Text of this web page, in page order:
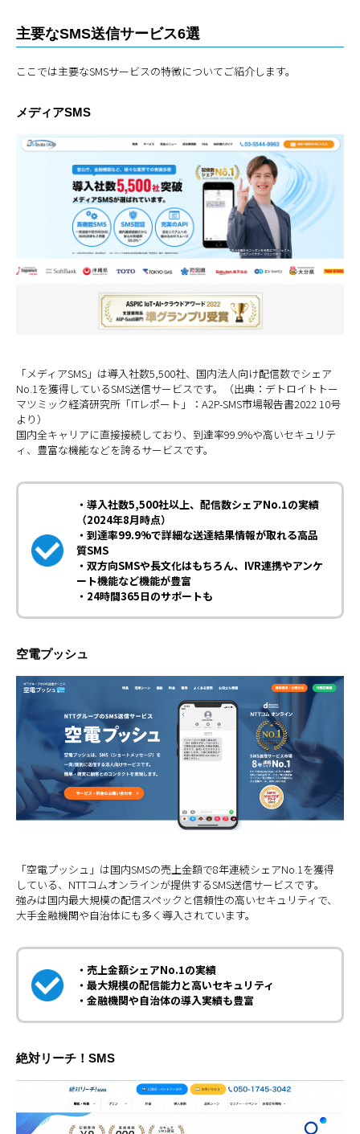
主要なSMS送信サービス6選
ここでは主要なSMSサービスの特徴についてご紹介します。
メディアSMS
「メディアSMS」は導入社数5,500社、国内法人向け配信数でシェア
No.1を獲得しているSMS送信サービスです。（出典：デトロイトトー
マツミック経済研究所「ITレポート」：A2P-SMS市場報告書2022 10号
より）
国内全キャリアに直接接続しており、到達率99.9%や高いセキュリテ
ィ、豊富な機能などを誇るサービスです。
・導入社数5,500社以上、配信数シェアNo.1の実績
（2024年8月時点）
・到達率99.9%で詳細な送達結果情報が取れる高品
質SMS
・双方向SMSや長文化はもちろん、IVR連携やアンケ
ート機能など機能が豊富
・24時間365日のサポートも
空電プッシュ
「空電プッシュ」は国内SMSの売上金額で8年連続シェアNo.1を獲得
している、NTTコムオンラインが提供するSMS送信サービスです。
強みは国内最大規模の配信スペックと信頼性の高いセキュリティで、
大手金融機関や自治体にも多く導入されています。
・売上金額シェアNo.1の実績
・最大規模の配信能力と高いセキュリティ
・金融機関や自治体の導入実績も豊富
絶対リーチ！SMS